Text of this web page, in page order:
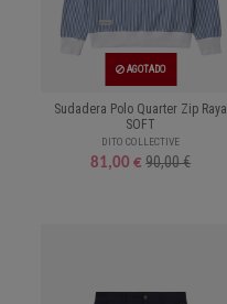
AGOTADO
Sudadera Polo Quarter Zip Raya
SOFT
DITO COLLECTIVE
81,00 € 90,00 €